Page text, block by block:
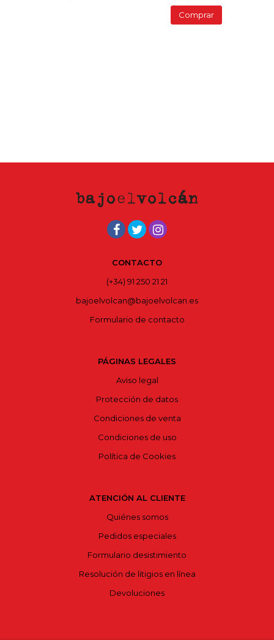
Comprar
CONTACTO
(+34) 91 250 21 21
bajoelvolcan@bajoelvolcan.es
Formulario de contacto
PÁGINAS LEGALES
Aviso legal
Protección de datos
Condiciones de venta
Condiciones de uso
Política de Cookies
ATENCIÓN AL CLIENTE
Quiénes somos
Pedidos especiales
Formulario desistimiento
Resolución de litigios en línea
Devoluciones